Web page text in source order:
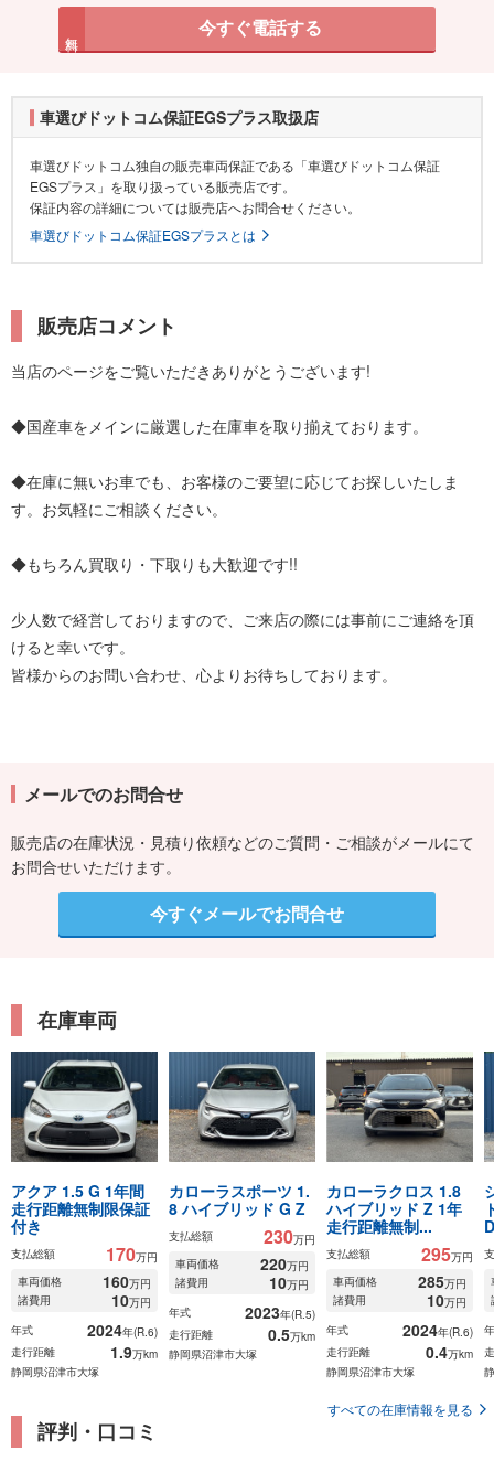
今すぐ電話する
車選びドットコム保証EGSプラス取扱店
車選びドットコム独自の販売車両保証である「車選びドットコム保証
EGSプラス」を取り扱っている販売店です。
保証内容の詳細については販売店へお問合せください。
車選びドットコム保証EGSプラスとは
販売店コメント
当店のページをご覧いただきありがとうございます!
◆国産車をメインに厳選した在庫車を取り揃えております。
◆在庫に無いお車でも、お客様のご要望に応じてお探しいたしま
す。お気軽にご相談ください。
◆もちろん買取り・下取りも大歓迎です!!
少人数で経営しておりますので、ご来店の際には事前にご連絡を頂
けると幸いです。
皆様からのお問い合わせ、心よりお待ちしております。
メールでのお問合せ
販売店の在庫状況・見積り依頼などのご質問・ご相談がメールにて
お問合せいただけます。
今すぐメールでお問合せ
在庫車両
アクア 1.5 G 1年間
走行距離無制限保証
付き
支払総額 170万円
車両価格
160万円
諸費用
10万円
年式
2024年(R.6)
走行距離
1.9万km
静岡県沼津市大塚
カローラスポーツ 1.
8 ハイブリッド G Z
支払総額 230万円
車両価格
220万円
諸費用
10万円
年式
2023年(R.5)
走行距離
0.5万km
静岡県沼津市大塚
カローラクロス 1.8
ハイブリッド Z 1年
走行距離無制...
支払総額 295万円
車両価格
285万円
諸費用
10万円
年式
2024年(R.6)
走行距離
0.4万km
静岡県沼津市大塚
すべての在庫情報を見る
評判・口コミ